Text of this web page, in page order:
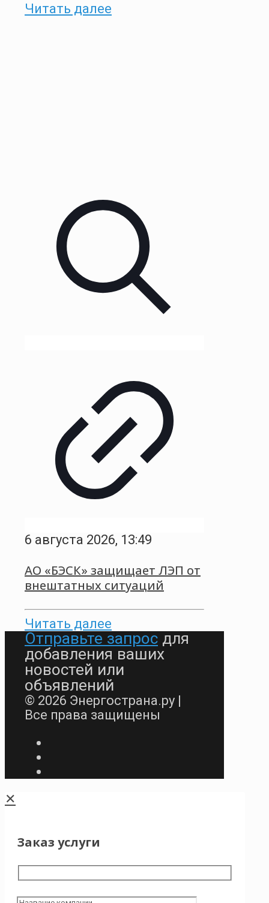
Читать далее
6 августа 2026, 13:49
АО «БЭСК» защищает ЛЭП от
внештатных ситуаций
Читать далее
Отправьте запрос для
добавления ваших
новостей или
объявлений
© 2026 Энергострана.ру |
Все права защищены
✕
Заказ услуги